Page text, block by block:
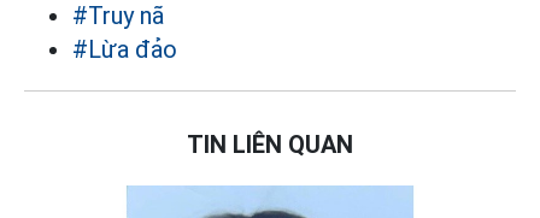
#Truy nã
#Lừa đảo
TIN LIÊN QUAN